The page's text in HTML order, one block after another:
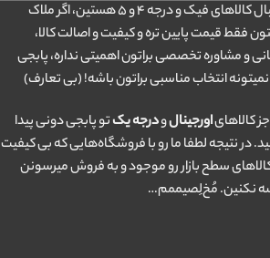
اگر دنبال کالاهای فیک و درجه ۴ و ۵ هستین، اگر ملاک
فقط قیمت پایین تره و کیفیت و اصالت کالا،
و مشاوره تخصصی براتون اهمیتی نداره، پابجی
انتخاب مناسبی براتون باشه! (بی تعارف)
کالاهایاورجینالودرجه یکتو پابجی دونی پیدا
در نتیجه لطفا ما رو با فروشگاه‌هایی که بی کیفیت
سطح بازار رو موجود و به فروش میرسونن
نکنین. مُخ‌لِصیممم…